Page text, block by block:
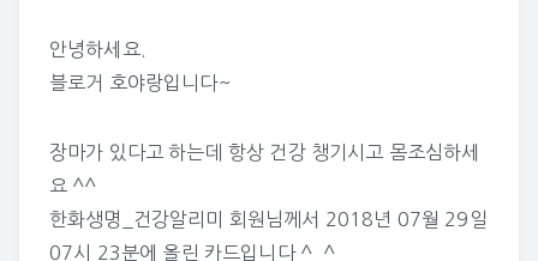
안녕하세요.
블로거 호야랑입니다~
장마가 있다고 하는데 항상 건강 챙기시고 몸조심하세
요 ^^
한화생명_건강알리미
회원님께서 2018년 07월 29일
07시 23분에 올린 카드입니다 ^_^